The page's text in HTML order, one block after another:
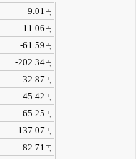
9.01円
11.06円
-61.59円
-202.34円
32.87円
45.42円
65.25円
137.07円
82.71円